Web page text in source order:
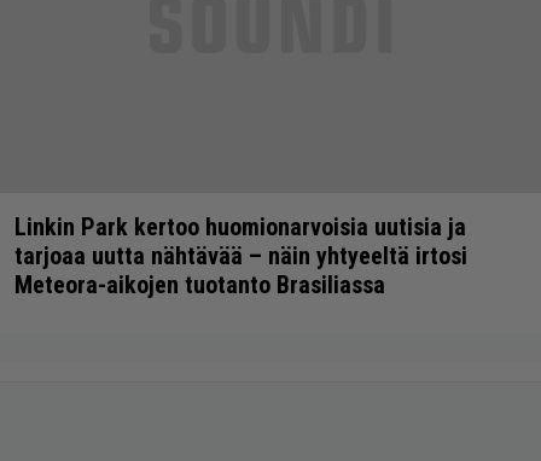
Linkin Park kertoo huomionarvoisia uutisia ja
tarjoaa uutta nähtävää – näin yhtyeeltä irtosi
Meteora-aikojen tuotanto Brasiliassa